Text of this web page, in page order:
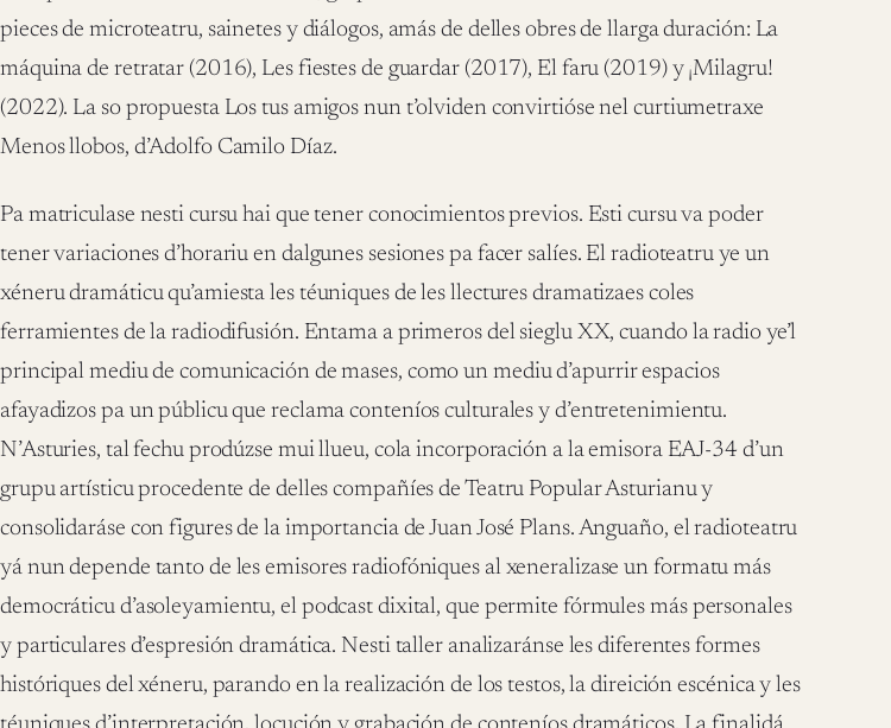
pieces de microteatru, sainetes y diálogos, amás de delles obres de llarga duración: La
máquina de retratar (2016), Les fiestes de guardar (2017), El faru (2019) y ¡Milagru!
(2022). La so propuesta Los tus amigos nun t’olviden convirtióse nel curtiumetraxe
Menos llobos, d’Adolfo Camilo Díaz.
Pa matriculase nesti cursu hai que tener conocimientos previos. Esti cursu va poder
tener variaciones d’horariu en dalgunes sesiones pa facer salíes. El radioteatru ye un
xéneru dramáticu qu’amiesta les téuniques de les llectures dramatizaes coles
ferramientes de la radiodifusión. Entama a primeros del sieglu XX, cuando la radio ye’l
principal mediu de comunicación de mases, como un mediu d’apurrir espacios
afayadizos pa un públicu que reclama conteníos culturales y d’entretenimientu.
N’Asturies, tal fechu prodúzse mui llueu, cola incorporación a la emisora EAJ-34 d’un
grupu artísticu procedente de delles compañíes de Teatru Popular Asturianu y
consolidaráse con figures de la importancia de Juan José Plans. Anguaño, el radioteatru
yá nun depende tanto de les emisores radiofóniques al xeneralizase un formatu más
democráticu d’asoleyamientu, el podcast dixital, que permite fórmules más personales
y particulares d’espresión dramática. Nesti taller analizaránse les diferentes formes
históriques del xéneru, parando en la realización de los testos, la direición escénica y les